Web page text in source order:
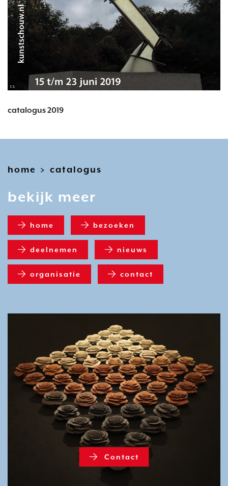
catalogus 2019
home > catalogus
bekijk meer
home bezoeken
deelnemen nieuws
organisatie contact
Contact
Contact